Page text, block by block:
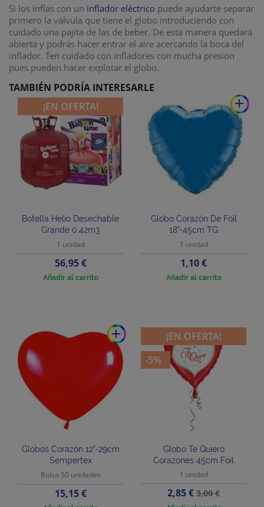
Si los inflas con un inflador eléctrico puede ayudarte separar
primero la válvula que tiene el globo introduciendo con
cuidado una pajita de las de beber. De esta manera quedará
abierta y podrás hacer entrar el aire acercando la boca del
inflador. Ten cuidado con infladores con mucha presión
pues pueden hacer explotar el globo.
TAMBIÉN PODRÍA INTERESARLE
Botella Helio Desechable
Grande 0,42m3
1 unidad
Precio
56,95 €
Añadir al carrito
¡EN OFERTA! add
Globo Corazón De Foil
18"-45cm TG
1 unidad
Precio
1,10 €
Añadir al carrito
add
Globos Corazón 12"-29cm
Sempertex
Bolsa 50 unidades
Precio
15,15 €
Globo Te Quiero
Corazones 45cm Foil
1 unidad
Precio
2,85 €Precio
base
3,00 €
¡EN OFERTA!
-5%